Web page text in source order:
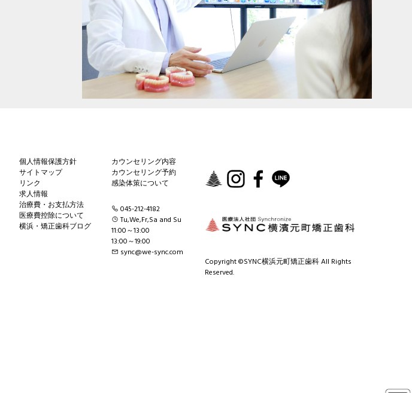
個人情報保護方針
サイトマップ
リンク
求人情報
治療費・お支払方法
医療費控除について
横浜・矯正歯科ブログ
カウンセリング内容
カウンセリング予約
感染体策について
045-212-4182
Tu,We,Fr,Sa and Su
11:00～13:00
13:00～19:00
sync@we-sync.com
Copyright ©SYNC横浜元町矯正歯科 All Rights
Reserved.